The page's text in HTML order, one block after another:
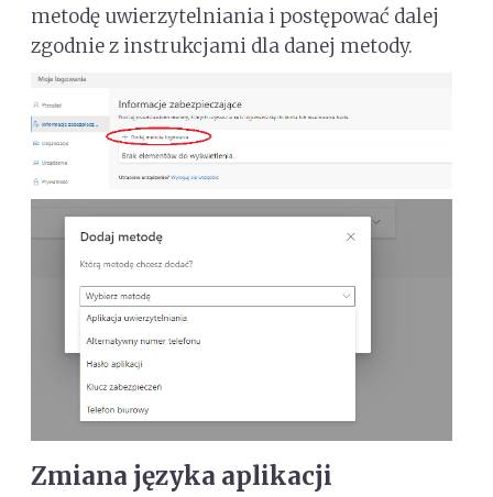
metodę uwierzytelniania i postępować dalej
zgodnie z instrukcjami dla danej metody.
Zmiana języka aplikacji